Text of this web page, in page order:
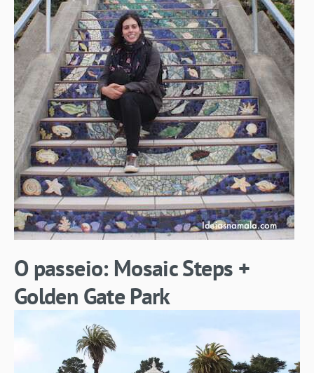
O passeio: Mosaic Steps +
Golden Gate Park